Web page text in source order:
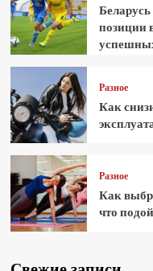
позиции
Разное
Как
Разное
Как
что